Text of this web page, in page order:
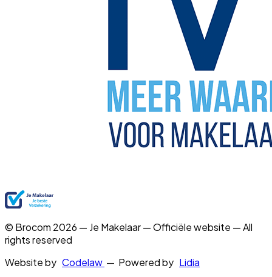
© Brocom 2026 — Je Makelaar — Officiële website — All
rights reserved
Website by Codelaw — Powered by Lidia